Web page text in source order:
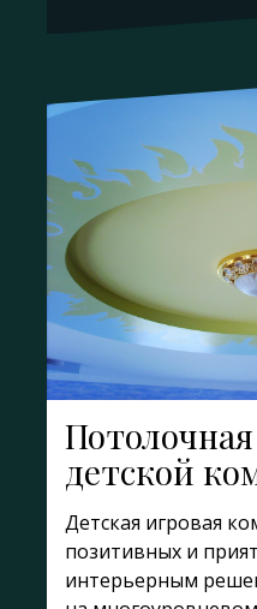
детской
Детская игровая
позитивных и
интерьерным